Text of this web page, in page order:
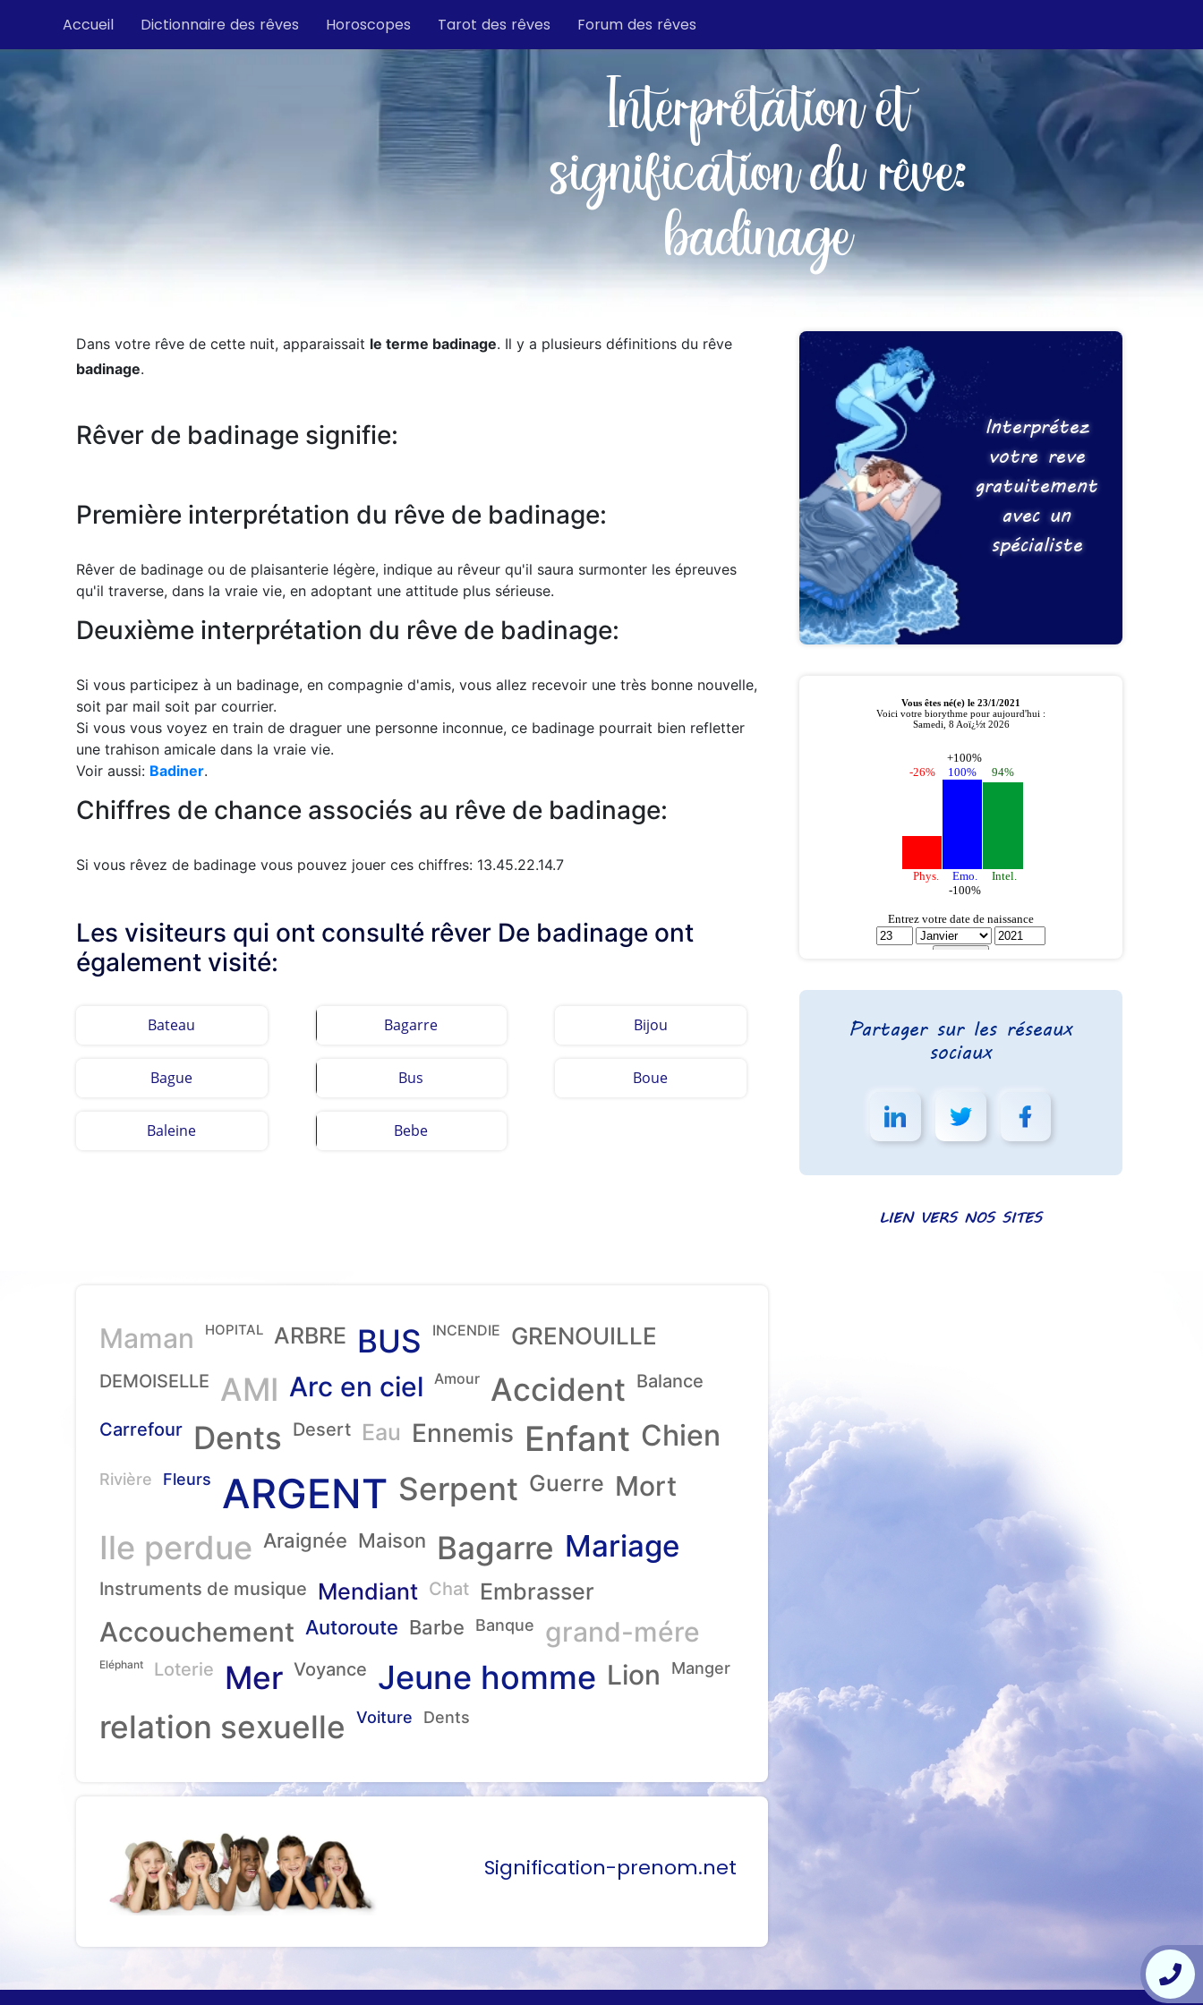
Accueil Dictionnaire des rêves Horoscopes Tarot des rêves Forum des rêves
Interprétation et
signification du rêve:
badinage
Dans votre rêve de cette nuit, apparaissait le terme badinage. Il y a plusieurs définitions du rêve
badinage.
Rêver de badinage signifie:
Première interprétation du rêve de badinage:
Rêver de badinage ou de plaisanterie légère, indique au rêveur qu'il saura surmonter les épreuves
qu'il traverse, dans la vraie vie, en adoptant une attitude plus sérieuse.
Deuxième interprétation du rêve de badinage:
Si vous participez à un badinage, en compagnie d'amis, vous allez recevoir une très bonne nouvelle,
soit par mail soit par courrier.
Si vous vous voyez en train de draguer une personne inconnue, ce badinage pourrait bien refletter
une trahison amicale dans la vraie vie.
Voir aussi: Badiner.
Chiffres de chance associés au rêve de badinage:
Si vous rêvez de badinage vous pouvez jouer ces chiffres: 13.45.22.14.7
Les visiteurs qui ont consulté rêver De badinage ont
également visité:
Bateau Bagarre Bijou
Bague Bus Boue
Baleine Bebe
Interprétez
votre reve
gratuitement
avec un
spécialiste
Partager sur les réseaux
sociaux
LIEN VERS NOS SITES
Maman HOPITAL ARBRE BUS INCENDIE GRENOUILLE
DEMOISELLE AMI Arc en ciel Amour Accident Balance
Carrefour Dents Desert Eau Ennemis Enfant Chien
Rivière Fleurs ARGENT Serpent Guerre Mort
Ile perdue Araignée Maison Bagarre Mariage
Instruments de musique Mendiant Chat Embrasser
Accouchement Autoroute Barbe Banque grand-mére
Eléphant Loterie Mer Voyance Jeune homme Lion Manger
relation sexuelle Voiture Dents
Signification-prenom.net